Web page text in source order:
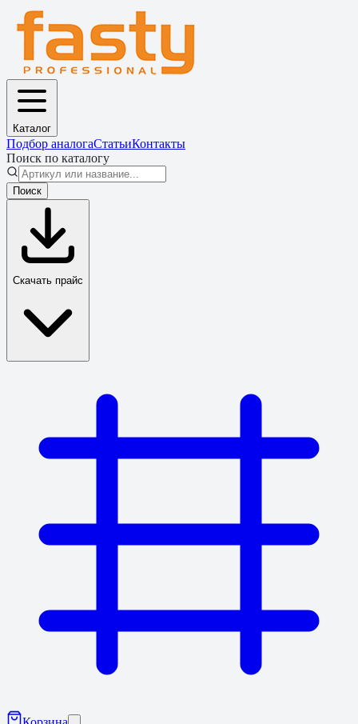
Каталог
Подбор аналогаСтатьиКонтакты
Поиск по каталогу
Поиск
Скачать прайс